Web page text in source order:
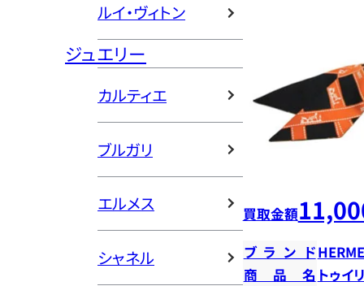
ルイ・ヴィトン
ジュエリー
カルティエ
ブルガリ
エルメス
シャネル
買取金額
ブランド
商品名 トゥイ